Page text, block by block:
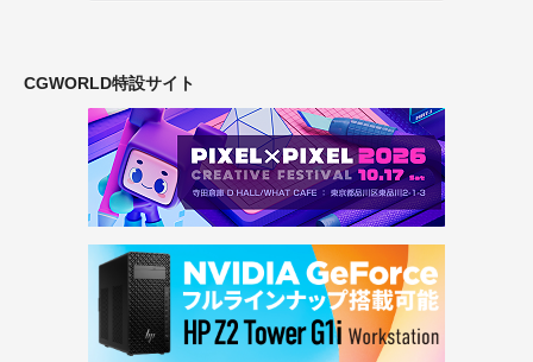
CGWORLD特設サイト